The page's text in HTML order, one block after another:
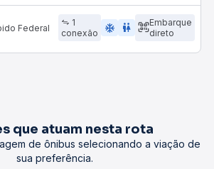
Federal
1
conexão
ac_unit wc
Embarque
direto
que atuam nesta rota
de ônibus selecionando a viação de
sua preferência.